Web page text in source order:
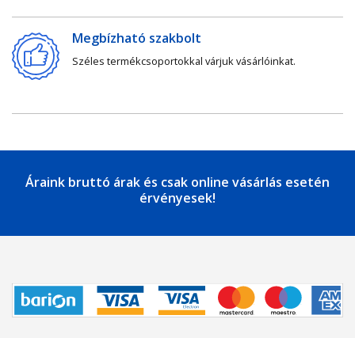
Megbízható szakbolt
Széles termékcsoportokkal várjuk vásárlóinkat.
Áraink bruttó árak és csak online vásárlás esetén
érvényesek!